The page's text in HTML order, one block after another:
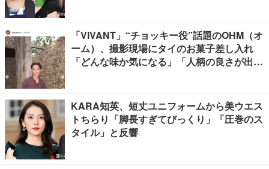
「VIVANT」“チョッキー役”話題のOHM（オ
ーム）、撮影現場にタイのお菓子差し入れ
「どんな味か気になる」「人柄の良さが出て
KARA知英、短丈ユニフォームから美ウエス
トちらり「脚長すぎてびっくり」「圧巻のス
タイル」と反響